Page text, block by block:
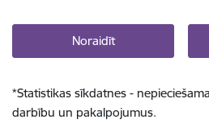
Noraidīt
*Statistikas sīkdatnes -
darbību un pakalpojumus.